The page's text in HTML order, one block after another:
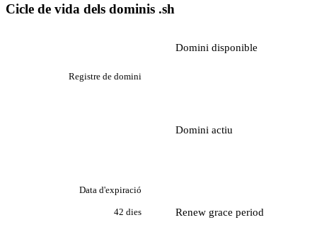
Cicle de vida dels dominis .sh
Domini disponible
Registre de domini
Domini actiu
Data d'expiració
42 dies Renew grace period